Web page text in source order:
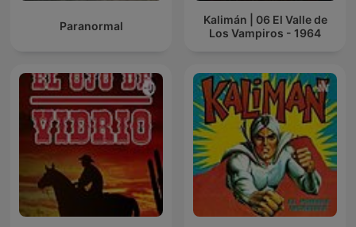
Paranormal
Kalimán | 06 El Valle de
Los Vampiros - 1964